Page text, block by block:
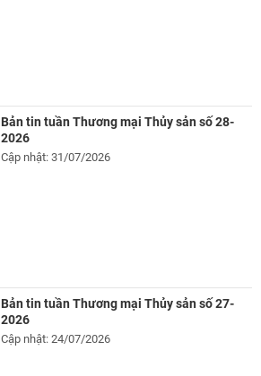
Bản tin tuần Thương mại Thủy sản số 28-
2026
Cập nhật: 31/07/2026
Bản tin tuần Thương mại Thủy sản số 27-
2026
Cập nhật: 24/07/2026